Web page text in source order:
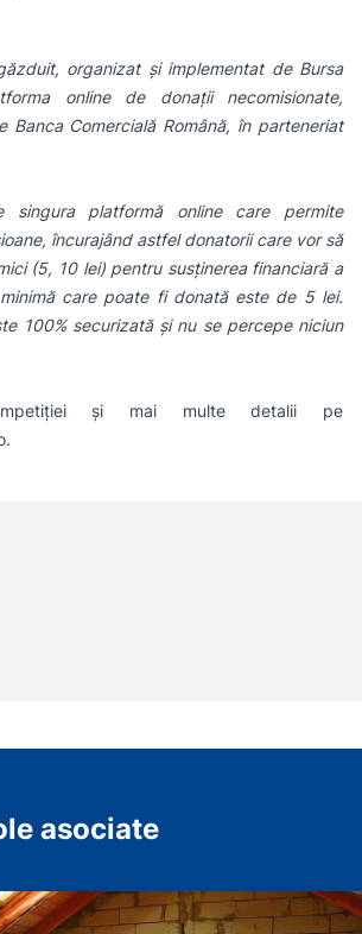
organizat și implementat de Bursa
online de donații necomisionate,
Banca Comercială Română, în parteneriat
singura platformă online care permite
încurajând astfel donatorii care vor să
(5, 10 lei) pentru susținerea financiară a
care poate fi donată este de 5 lei.
100% securizată și nu se percepe niciun
și mai multe detalii pe
.
asociate